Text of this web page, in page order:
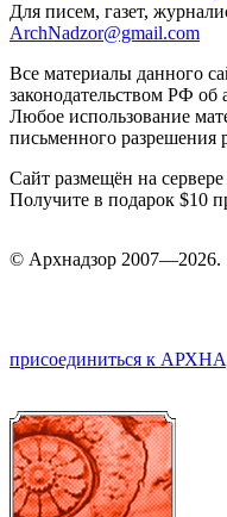
Для писем, газет,
ArchNadzor@gmail.com
Все материалы данного
законодательством РФ
Любое использование
письменного разрешения
Сайт размещён на
Получите в подарок $10
© Архнадзор 2007—2026.
присоединиться к